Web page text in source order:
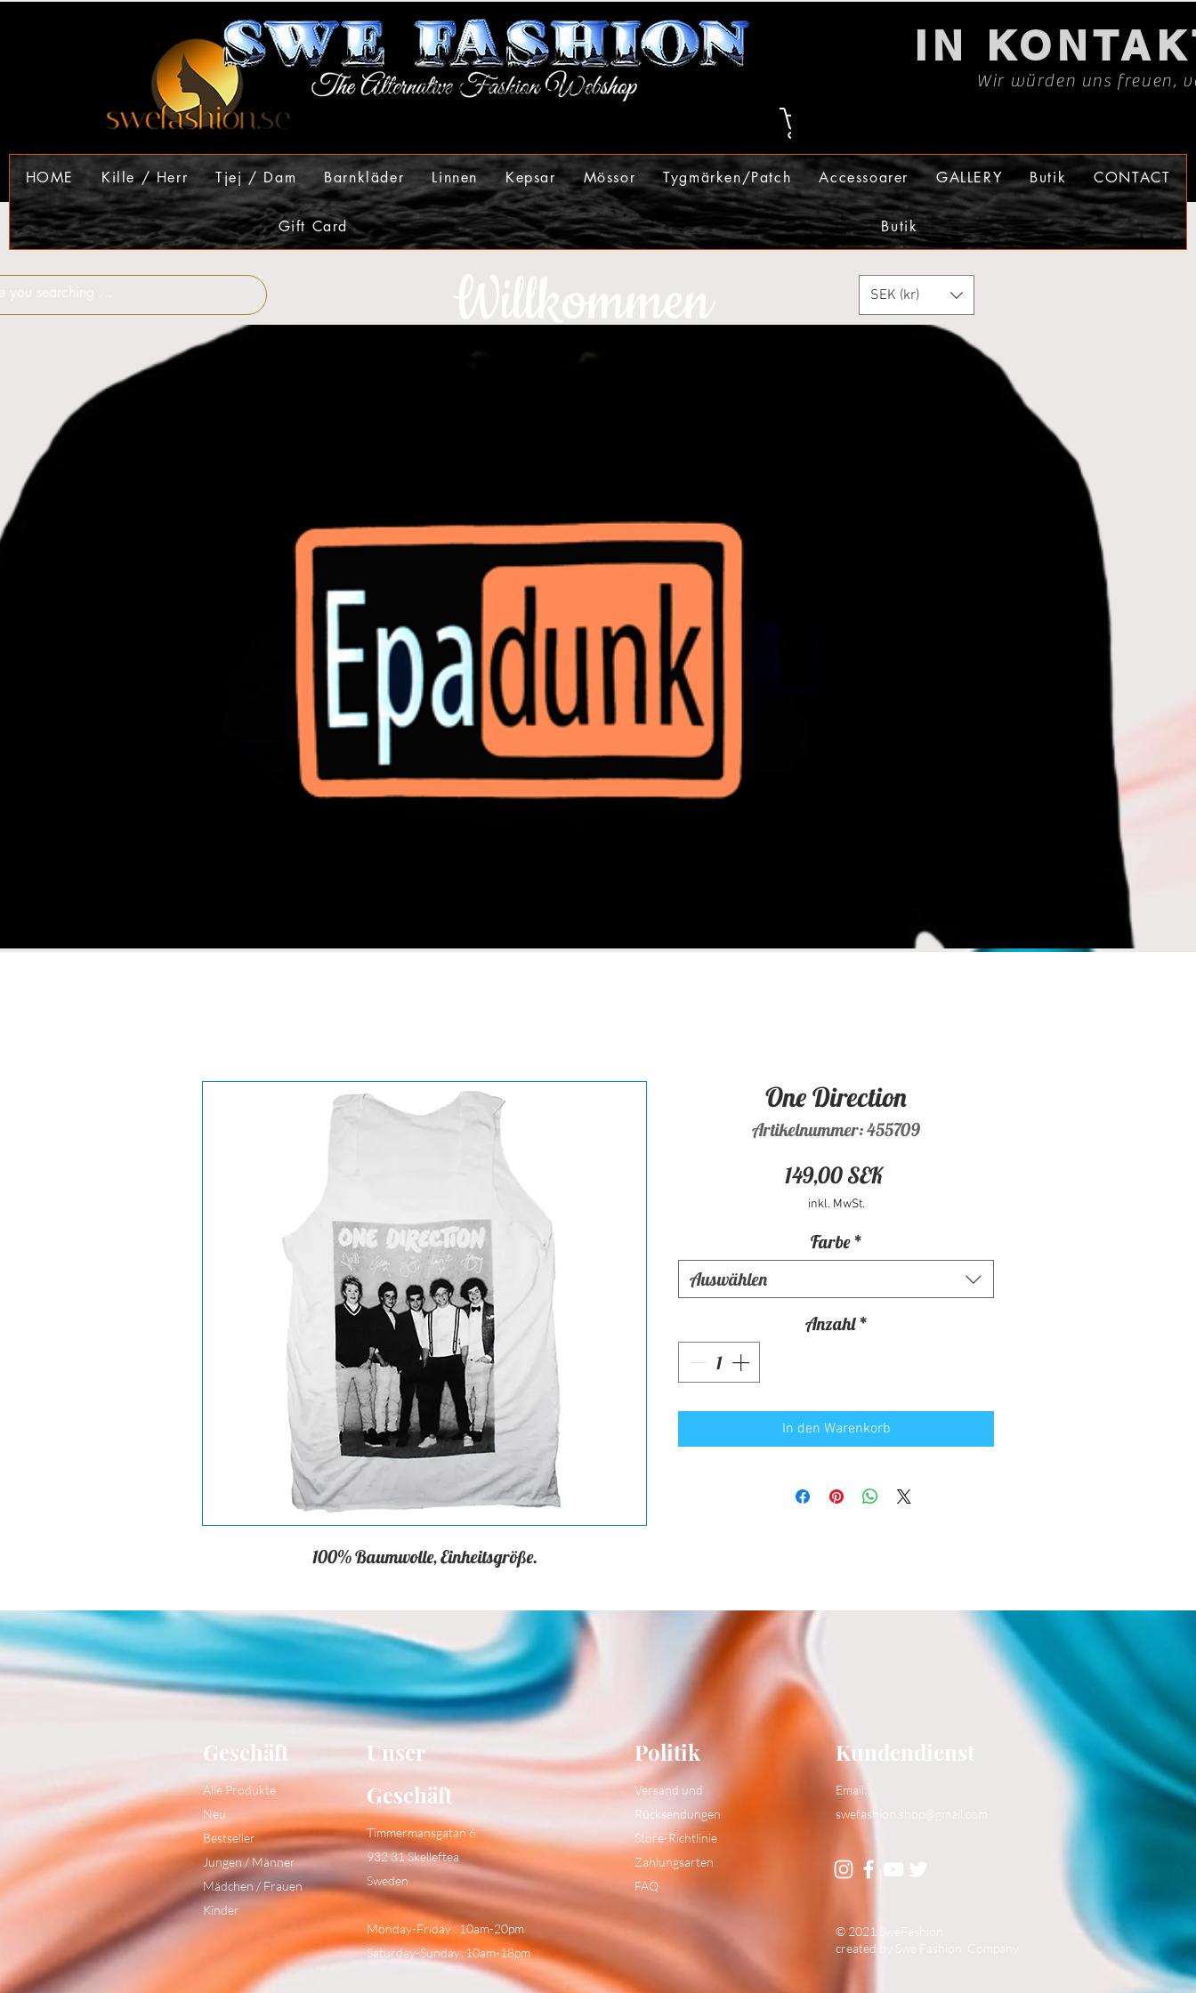
IN
Wir würden uns freuen,
HOME Kille / Herr Tjej / Dam Barnkläder Linnen Kepsar Mössor Tygmärken/Patch Accessoarer GALLERY Butik CONTACT
Gift Card Butik
SEK (kr)
100% Baumwolle, Einheitsgröße.
One Direction
Artikelnummer: 455709
149,00 SEKPreis
inkl. MwSt.
Farbe *
Auswählen
Anzahl *
In den Warenkorb
Geschäft
Alle Produkte
Neu
Bestseller
Jungen / Männer
Mädchen / Frauen
Kinder
Unser
Geschäft
Timmermansgatan 6
932 31 Skelleftea
Sweden
Monday-Friday : 10am-20pm
Saturday-Sunday: 10am-18pm
Politik
Versand und
Rücksendungen
Store-Richtlinie
Zahlungsarten
FAQ
Kundendienst
Email:
swefashion.shop@gmail.com
© 2021 SweFashion
created by Swe Fashion Company